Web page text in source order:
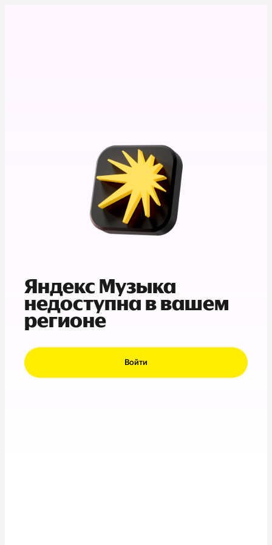
Яндекс Музыка
недоступна в вашем
регионе
Войти